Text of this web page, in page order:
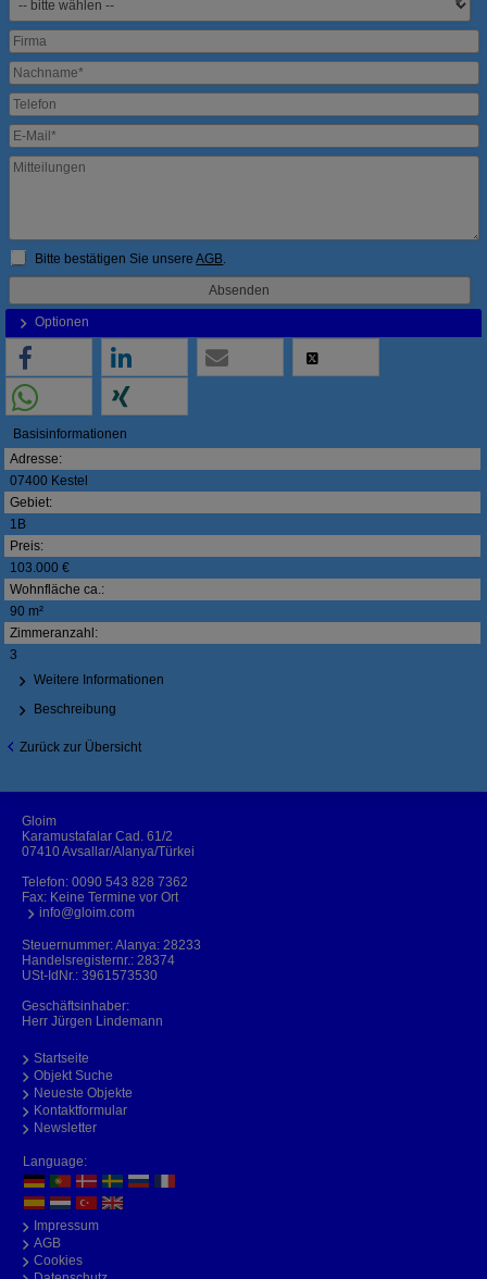
Bitte bestätigen Sie unsereAGB.
Optionen
Basisinformationen
Adresse:
07400 Kestel
Gebiet:
1B
Preis:
103.000 €
Wohnfläche ca.:
90 m²
Zimmeranzahl:
3
Weitere Informationen
Beschreibung
Zurück zur Übersicht
Gloim
Karamustafalar Cad. 61/2
07410 Avsallar/Alanya/Türkei
Telefon: 0090 543 828 7362
Fax: Keine Termine vor Ort
info@gloim.com
Steuernummer: Alanya: 28233
Handelsregisternr.: 28374
USt-IdNr.: 3961573530
Geschäftsinhaber:
Herr Jürgen Lindemann
Startseite
Objekt Suche
Neueste Objekte
Kontaktformular
Newsletter
Language:
Impressum
AGB
Cookies